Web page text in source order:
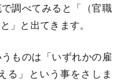
調べてみると「（官職
」と出てきます。
ものは「いずれかの雇
る」という事をさしま